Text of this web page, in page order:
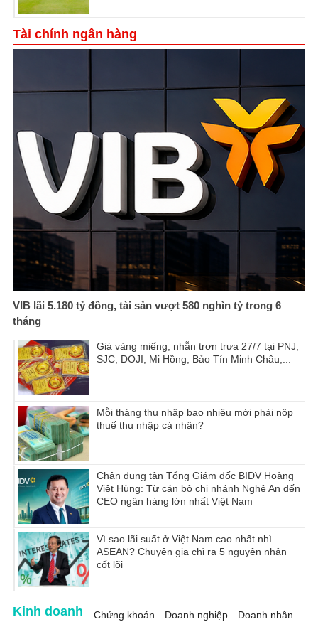
Tài chính ngân hàng
VIB lãi 5.180 tỷ đồng, tài sản vượt 580 nghìn tỷ trong 6
tháng
Giá vàng miếng, nhẫn trơn trưa 27/7 tại PNJ,
SJC, DOJI, Mi Hồng, Bảo Tín Minh Châu,...
Mỗi tháng thu nhập bao nhiêu mới phải nộp
thuế thu nhập cá nhân?
Chân dung tân Tổng Giám đốc BIDV Hoàng
Việt Hùng: Từ cán bộ chi nhánh Nghệ An đến
CEO ngân hàng lớn nhất Việt Nam
Vì sao lãi suất ở Việt Nam cao nhất nhì
ASEAN? Chuyên gia chỉ ra 5 nguyên nhân
cốt lõi
Kinh doanh Chứng khoán Doanh nghiệp Doanh nhân